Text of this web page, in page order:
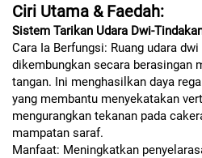
Ciri Utama & Faedah:
Sistem Tarikan Udara Dwi-
Cara Ia Berfungsi: Ruang udara
dikembungkan secara berasingan
tangan. Ini menghasilkan daya
yang membantu menyekatakan
mengurangkan tekanan pada
mampatan saraf.
Manfaat: Meningkatkan